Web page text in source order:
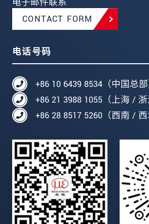
电子邮件联系
CONTACT FORM
电话号码
+86 10 6439 8534（中国总部
+86 21 3988 1055（上海 / 浙
+86 28 8517 5260（西南 / 西